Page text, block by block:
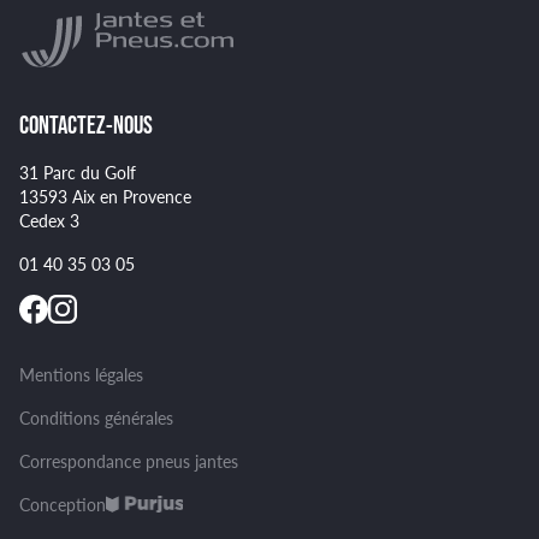
GOODYEAR
Montage et démontage de vos pneus
Spécificités pour certains pneus
CONTACTEZ-NOUS
31 Parc du Golf
13593 Aix en Provence
Cedex 3
01 40 35 03 05
Mentions légales
Conditions générales
Correspondance pneus jantes
Conception